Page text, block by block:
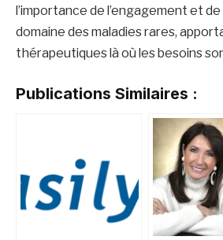
l’importance de l’engagement et de
domaine des maladies rares,
thérapeutiques là où les besoins
Publications Similaires :